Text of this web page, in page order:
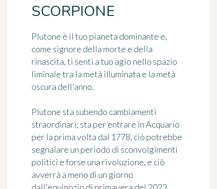
SCORPIONE
Plutone è il tuo pianeta dominante e,
come signore della morte e della
rinascita, ti senti a tuo agio nello spazio
liminale tra la metà illuminata e la metà
oscura dell'anno.
Plutone sta subendo cambiamenti
straordinari; sta per entrare in Acquario
per la prima volta dal 1778, ciò potrebbe
segnalare un periodo di sconvolgimenti
politici e forse una rivoluzione, e ciò
avverrà a meno di un giorno
dall'equinozio di primavera del 2023.